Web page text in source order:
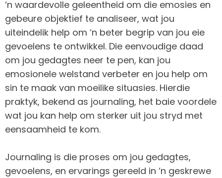
‘n waardevolle geleentheid om die emosies en
gebeure objektief te analiseer, wat jou
uiteindelik help om ‘n beter begrip van jou eie
gevoelens te ontwikkel. Die eenvoudige daad
om jou gedagtes neer te pen, kan jou
emosionele welstand verbeter en jou help om
sin te maak van moeilike situasies. Hierdie
praktyk, bekend as journaling, het baie voordele
wat jou kan help om sterker uit jou stryd met
eensaamheid te kom.
Journaling is die proses om jou gedagtes,
gevoelens, en ervarings gereeld in ‘n geskrewe